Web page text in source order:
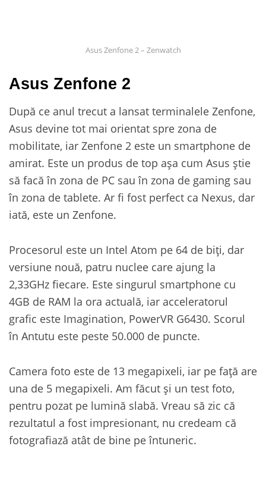
Asus Zenfone 2 – Zenwatch
Asus Zenfone 2
După ce anul trecut a lansat terminalele Zenfone,
Asus devine tot mai orientat spre zona de
mobilitate, iar Zenfone 2 este un smartphone de
amirat. Este un produs de top așa cum Asus știe
să facă în zona de PC sau în zona de gaming sau
în zona de tablete. Ar fi fost perfect ca Nexus, dar
iată, este un Zenfone.
Procesorul este un Intel Atom pe 64 de biți, dar
versiune nouă, patru nuclee care ajung la
2,33GHz fiecare. Este singurul smartphone cu
4GB de RAM la ora actuală, iar acceleratorul
grafic este Imagination, PowerVR G6430. Scorul
în Antutu este peste 50.000 de puncte.
Camera foto este de 13 megapixeli, iar pe față are
una de 5 megapixeli. Am făcut și un test foto,
pentru pozat pe lumină slabă. Vreau să zic că
rezultatul a fost impresionant, nu credeam că
fotografiază atât de bine pe întuneric.